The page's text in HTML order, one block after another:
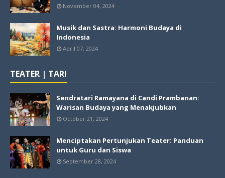
November 04, 2024
Musik dan Sastra: Harmoni Budaya di
Indonesia
April 07, 2024
TEATER | TARI
Sendratari Ramayana di Candi Prambanan:
Warisan Budaya yang Menakjubkan
October 21, 2024
Menciptakan Pertunjukan Teater: Panduan
untuk Guru dan Siswa
September 28, 2024